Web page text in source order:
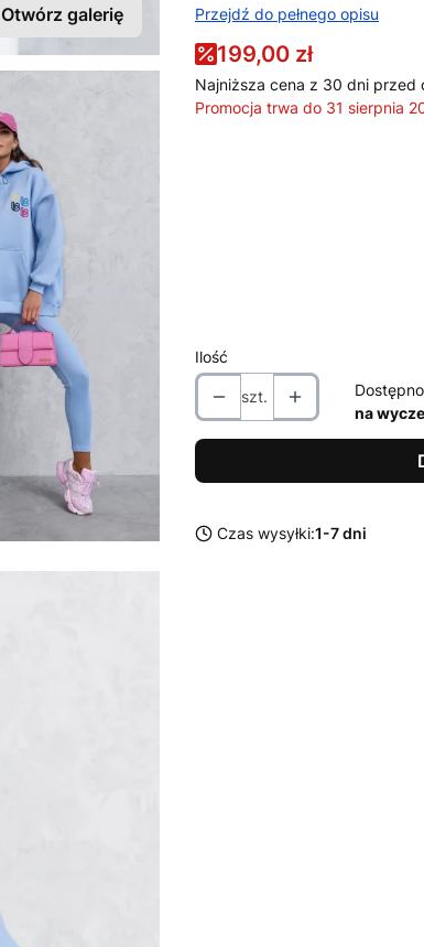
Otwórz galerię Przejdź do pełnego opisu
199,00 zł
Najniższa cena z 30 dni przed
Promocja trwa do 31 sierpnia
Ilość
szt.
na
Czas wysyłki:1-7 dni